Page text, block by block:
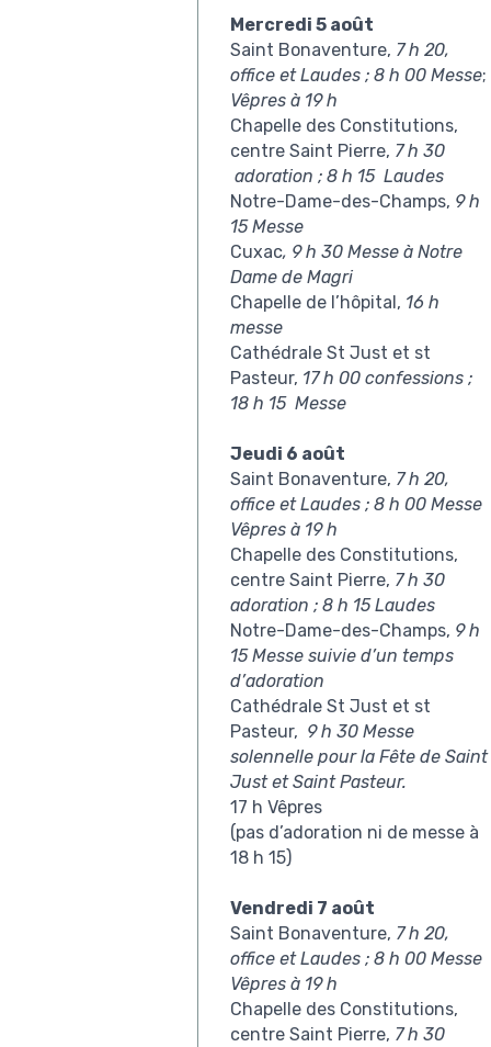
Mercredi 5 août
Saint Bonaventure, 7 h 20,
office et Laudes ; 8 h 00 Messe;
Vêpres à 19 h
Chapelle des Constitutions,
centre Saint Pierre, 7 h 30
adoration ; 8 h 15 Laudes
Notre-Dame-des-Champs, 9 h
15 Messe
Cuxac, 9 h 30 Messe à Notre
Dame de Magri
Chapelle de l’hôpital, 16 h
messe
Cathédrale St Just et st
Pasteur, 17 h 00 confessions ;
18 h 15 Messe
Jeudi 6 août
Saint Bonaventure, 7 h 20,
office et Laudes ; 8 h 00 Messe
Vêpres à 19 h
Chapelle des Constitutions,
centre Saint Pierre, 7 h 30
adoration ; 8 h 15 Laudes
Notre-Dame-des-Champs, 9 h
15 Messe suivie d’un temps
d’adoration
Cathédrale St Just et st
Pasteur, 9 h 30 Messe
solennelle pour la Fête de Saint
Just et Saint Pasteur.
17 h Vêpres
(pas d’adoration ni de messe à
18 h 15)
Vendredi 7 août
Saint Bonaventure, 7 h 20,
office et Laudes ; 8 h 00 Messe
Vêpres à 19 h
Chapelle des Constitutions,
centre Saint Pierre, 7 h 30